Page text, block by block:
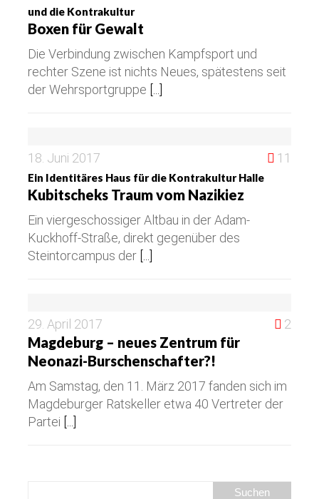
und die Kontrakultur
Boxen für Gewalt
Die Verbindung zwischen Kampfsport und
rechter Szene ist nichts Neues, spätestens seit
der Wehrsportgruppe
18. Juni 2017 11
Ein Identitäres Haus für die Kontrakultur Halle
Kubitscheks Traum vom Nazikiez
Ein viergeschossiger Altbau in der Adam-
Kuckhoff-Straße, direkt gegenüber des
Steintorcampus der
29. April 2017 2
Magdeburg – neues Zentrum für
Neonazi-Burschenschafter?!
Am Samstag, den 11. März 2017 fanden sich im
Magdeburger Ratskeller etwa 40 Vertreter der
Partei